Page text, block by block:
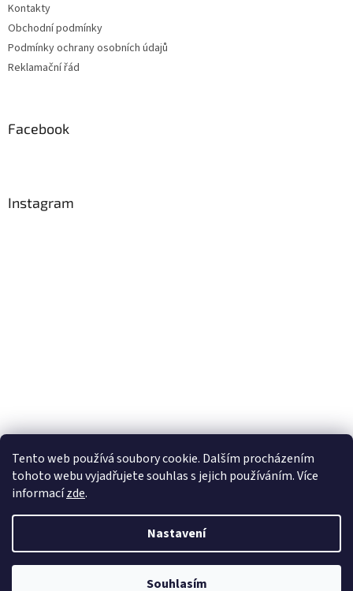
Tento web používá soubory cookie. Dalším procházením
tohoto webu vyjadřujete souhlas s jejich používáním. Více
informacízde.
Nastavení
Souhlasím
Kontakty
Obchodní podmínky
Podmínky ochrany osobních údajů
Reklamační řád
Facebook
Instagram
Sledovat na Instagramu
Vytvořil Shoptet
Nábytek Paul. Všechna práva vyhrazena.